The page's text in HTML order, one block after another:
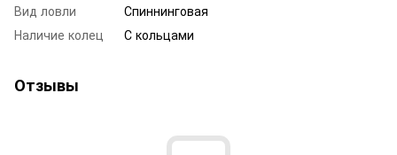
Вид ловли
Спиннинговая
Наличие колец
С кольцами
Отзывы